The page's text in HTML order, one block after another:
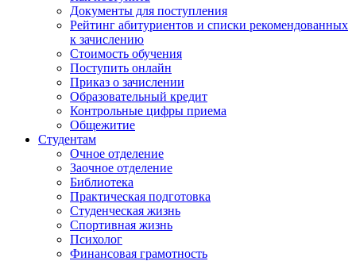
Документы для поступления
Рейтинг абитуриентов и списки рекомендованных
к зачислению
Стоимость обучения
Поступить онлайн
Приказ о зачислении
Образовательный кредит
Контрольные цифры приема
Общежитие
Студентам
Очное отделение
Заочное отделение
Библиотека
Практическая подготовка
Студенческая жизнь
Спортивная жизнь
Психолог
Финансовая грамотность